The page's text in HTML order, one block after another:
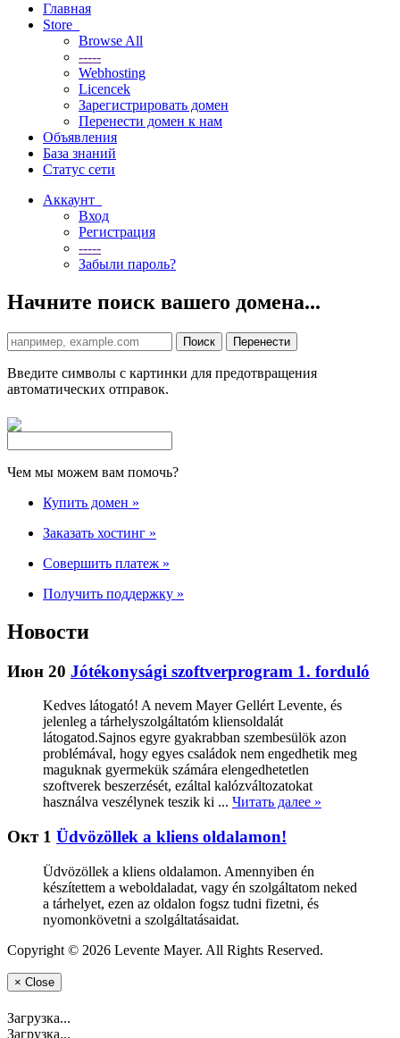
Главная
Store
Browse All
-----
Webhosting
Licencek
Зарегистрировать домен
Перенести домен к нам
Объявления
База знаний
Статус сети
Аккаунт
Вход
Регистрация
-----
Забыли пароль?
Начните поиск вашего домена...
Введите символы с картинки для предотвращения
автоматических отправок.
Чем мы можем вам помочь?
Купить домен »
Заказать хостинг »
Совершить платеж »
Получить поддержку »
Новости
Июн 20 Jótékonysági szoftverprogram 1. forduló
Kedves látogató! A nevem Mayer Gellért Levente, és
jelenleg a tárhelyszolgáltatóm kliensoldalát
látogatod.Sajnos egyre gyakrabban szembesülök azon
problémával, hogy egyes családok nem engedhetik meg
maguknak gyermekük számára elengedhetetlen
szoftverek beszerzését, ezáltal kalózváltozatokat
használva veszélynek teszik ki ... Читать далее »
Окт 1 Üdvözöllek a kliens oldalamon!
Üdvözöllek a kliens oldalamon. Amennyiben én
készítettem a weboldaladat, vagy én szolgáltatom neked
a tárhelyet, ezen az oldalon fogsz tudni fizetni, és
nyomonkövetni a szolgáltatásaidat.
Copyright © 2026 Levente Mayer. All Rights Reserved.
× Close
Загрузка...
Загрузка...